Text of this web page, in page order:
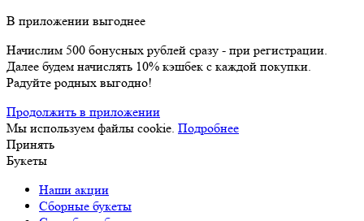
В приложении выгоднее
Начислим 500 бонусных рублей сразу - при регистрации.
Далее будем начислять 10% кэшбек с каждой покупки.
Радуйте родных выгодно!
Продолжить в приложении
Мы используем файлы cookie. Подробнее
Принять
Букеты
Наши акции
Сборные букеты